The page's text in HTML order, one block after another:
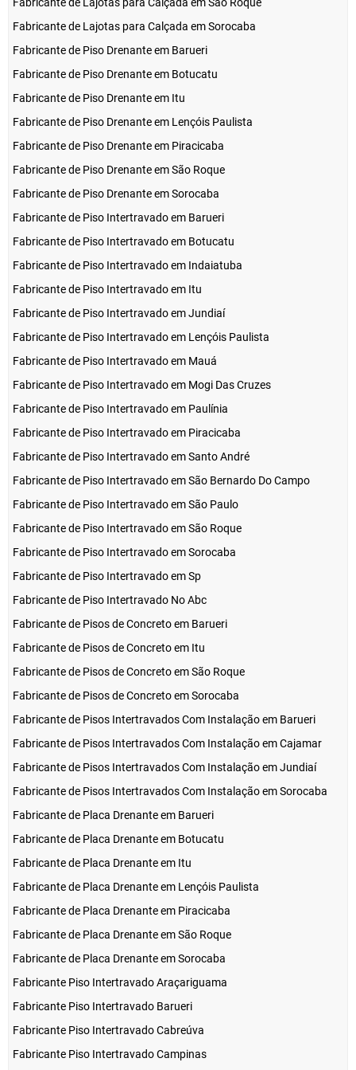
Fabricante de Lajotas para Calçada em Sorocaba
Fabricante de Piso Drenante em Barueri
Fabricante de Piso Drenante em Botucatu
Fabricante de Piso Drenante em Itu
Fabricante de Piso Drenante em Lençóis Paulista
Fabricante de Piso Drenante em Piracicaba
Fabricante de Piso Drenante em São Roque
Fabricante de Piso Drenante em Sorocaba
Fabricante de Piso Intertravado em Barueri
Fabricante de Piso Intertravado em Botucatu
Fabricante de Piso Intertravado em Indaiatuba
Fabricante de Piso Intertravado em Itu
Fabricante de Piso Intertravado em Jundiaí
Fabricante de Piso Intertravado em Lençóis Paulista
Fabricante de Piso Intertravado em Mauá
Fabricante de Piso Intertravado em Mogi Das Cruzes
Fabricante de Piso Intertravado em Paulínia
Fabricante de Piso Intertravado em Piracicaba
Fabricante de Piso Intertravado em Santo André
Fabricante de Piso Intertravado em São Bernardo Do Campo
Fabricante de Piso Intertravado em São Paulo
Fabricante de Piso Intertravado em São Roque
Fabricante de Piso Intertravado em Sorocaba
Fabricante de Piso Intertravado em Sp
Fabricante de Piso Intertravado No Abc
Fabricante de Pisos de Concreto em Barueri
Fabricante de Pisos de Concreto em Itu
Fabricante de Pisos de Concreto em São Roque
Fabricante de Pisos de Concreto em Sorocaba
Fabricante de Pisos Intertravados Com Instalação em Barueri
Fabricante de Pisos Intertravados Com Instalação em Cajamar
Fabricante de Pisos Intertravados Com Instalação em Jundiaí
Fabricante de Pisos Intertravados Com Instalação em Sorocaba
Fabricante de Placa Drenante em Barueri
Fabricante de Placa Drenante em Botucatu
Fabricante de Placa Drenante em Itu
Fabricante de Placa Drenante em Lençóis Paulista
Fabricante de Placa Drenante em Piracicaba
Fabricante de Placa Drenante em São Roque
Fabricante de Placa Drenante em Sorocaba
Fabricante Piso Intertravado Araçariguama
Fabricante Piso Intertravado Barueri
Fabricante Piso Intertravado Cabreúva
Fabricante Piso Intertravado Campinas